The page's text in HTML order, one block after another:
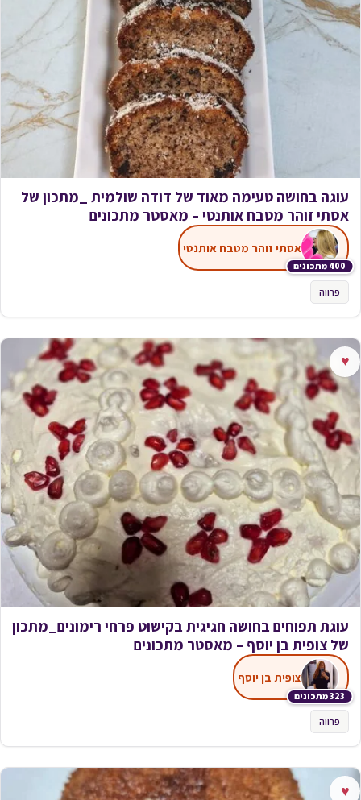
עוגה בחושה טעימה מאוד של דודה שולמית _מתכון של
אסתי זוהר מטבח אותנטי – מאסטר מתכונים
400 מתכונים
אסתי זוהר מטבח אותנטי
פרווה
♥
עוגת תפוחים בחושה חגיגית בקישוט פרחי רימונים_מתכון
של צופית בן יוסף – מאסטר מתכונים
323 מתכונים
צופית בן יוסף
פרווה
♥